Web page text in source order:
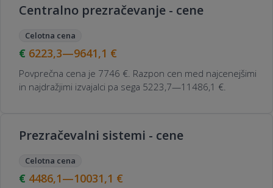
Centralno prezračevanje - cene
Celotna cena
6223,3—9641,1 €
Povprečna cena je 7746 €. Razpon cen med najcenejšimi
in najdražjimi izvajalci pa sega 5223,7—11486,1 €.
Prezračevalni sistemi - cene
Celotna cena
4486,1—10031,1 €